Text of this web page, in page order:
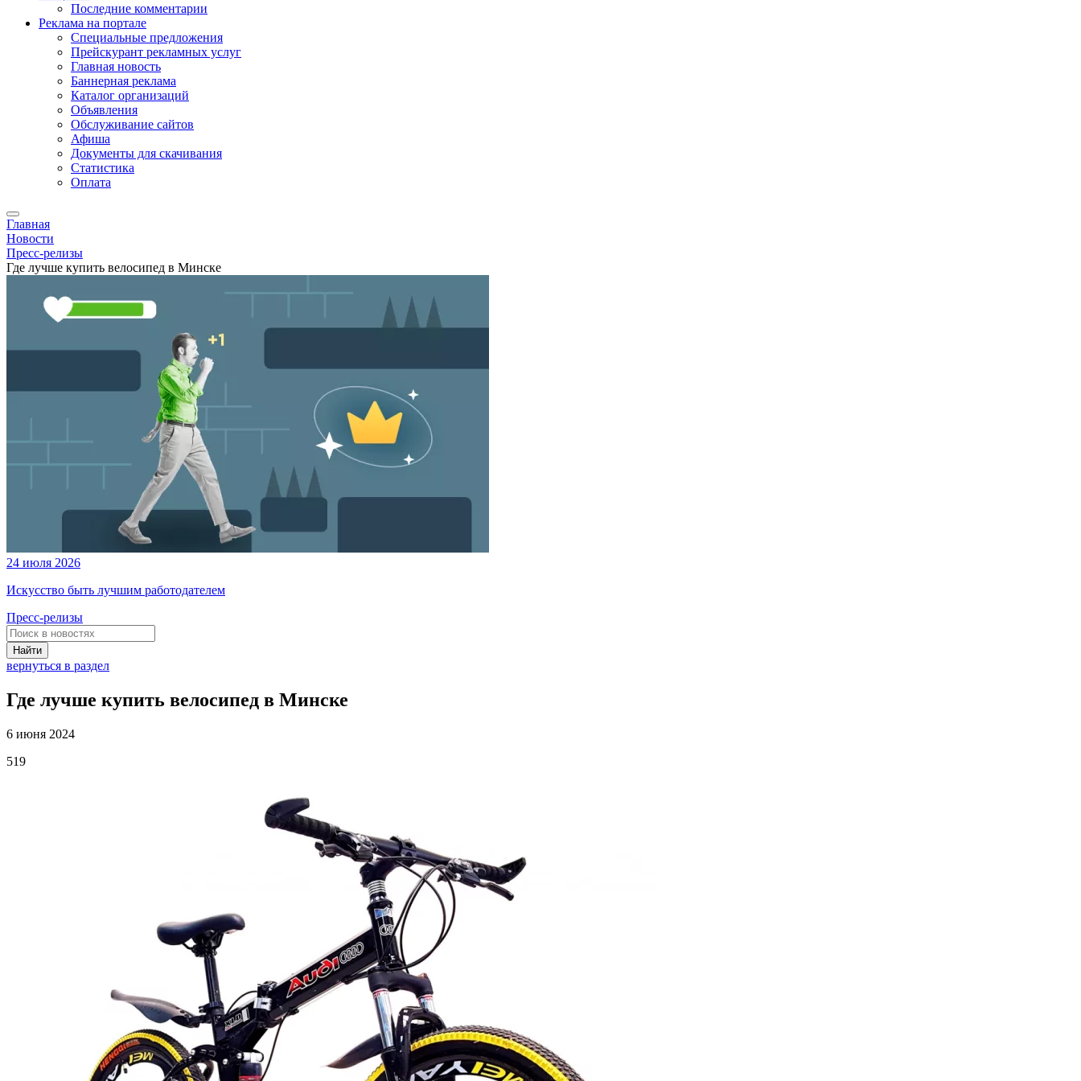
Последние комментарии
Реклама на портале
Специальные предложения
Прейскурант рекламных услуг
Главная новость
Баннерная реклама
Каталог организаций
Объявления
Обслуживание сайтов
Афиша
Документы для скачивания
Статистика
Оплата
Главная
Новости
Пресс-релизы
Где лучше купить велосипед в Минске
24 июля 2026
Искусство быть лучшим работодателем
Пресс-релизы
Найти
вернуться в раздел
Где лучше купить велосипед в Минске
6 июня 2024
519